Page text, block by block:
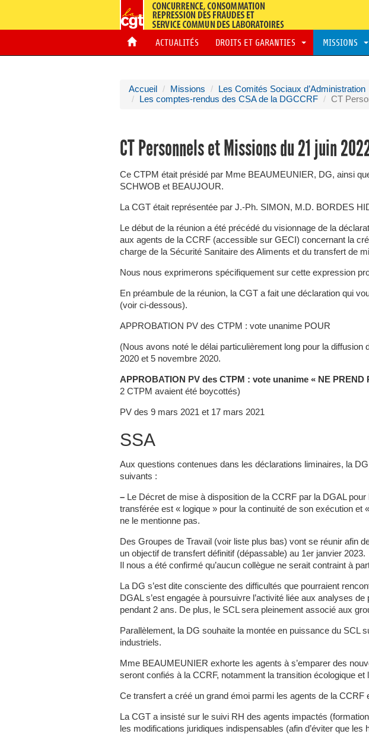
ACTUALITÉS DROITS ET GARANTIES MISSIONS
Accueil Missions
Les Comités Sociaux d’Administration
Les comptes-rendus des CSA de la DGCCRF
CT
CT Personnels et Missions du 21 juin
Ce CTPM était présidé par Mme BEAUMEUNIER, DG, ainsi
SCHWOB et BEAUJOUR.
La CGT était représentée par J.-Ph. SIMON, M.D. BORDES
Le début de la réunion a été précédé du visionnage de la
aux agents de la CCRF (accessible sur GECI) concernant la
charge de la Sécurité Sanitaire des Aliments et du transfert de
Nous nous exprimerons spécifiquement sur cette expression
En préambule de la réunion, la CGT a fait une déclaration qui
(voir ci-dessous).
APPROBATION PV des CTPM : vote unanime POUR
(Nous avons noté le délai particulièrement long pour la diffusion
2020 et 5 novembre 2020.
APPROBATION PV des CTPM : vote unanime « NE PREND
2 CTPM avaient été boycottés)
PV des 9 mars 2021 et 17 mars 2021
SSA
Aux questions contenues dans les déclarations liminaires, la
suivants :
– Le Décret de mise à disposition de la CCRF par la DGAL
transférée est « logique » pour la continuité de son exécution et
ne le mentionne pas.
Des Groupes de Travail (voir liste plus bas) vont se réunir afin
un objectif de transfert définitif (dépassable) au 1er janvier 2023.
Il nous a été confirmé qu’aucun collègue ne serait contraint à
La DG s’est dite consciente des difficultés que pourraient
DGAL s’est engagée à poursuivre l’activité liée aux analyses
pendant 2 ans. De plus, le SCL sera pleinement associé aux
Parallèlement, la DG souhaite la montée en puissance du SCL
industriels.
Mme BEAUMEUNIER exhorte les agents à s’emparer des
seront confiés à la CCRF, notamment la transition écologique
Ce transfert a créé un grand émoi parmi les agents de la CCRF
La CGT a insisté sur le suivi RH des agents impactés
les modifications juridiques indispensables (afin d’éviter que les